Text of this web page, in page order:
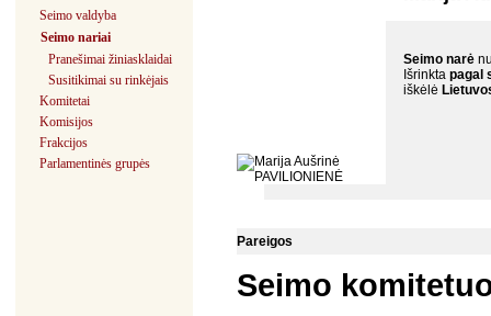
Seimo valdyba
Seimo nariai
Pranešimai žiniasklaidai
Susitikimai su rinkėjais
Komitetai
Komisijos
Frakcijos
Parlamentinės grupės
Seimo narė
Išrinkta pagal
iškėlė
Pareigos
Seimo